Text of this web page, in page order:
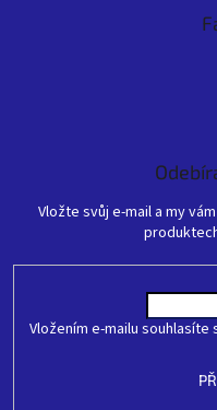
Vložte svůj e-mail a my
Vložením e-mailu souhlasíte